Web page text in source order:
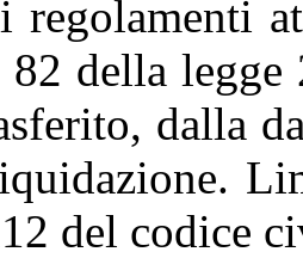
regolamenti
della
dalla
del codice